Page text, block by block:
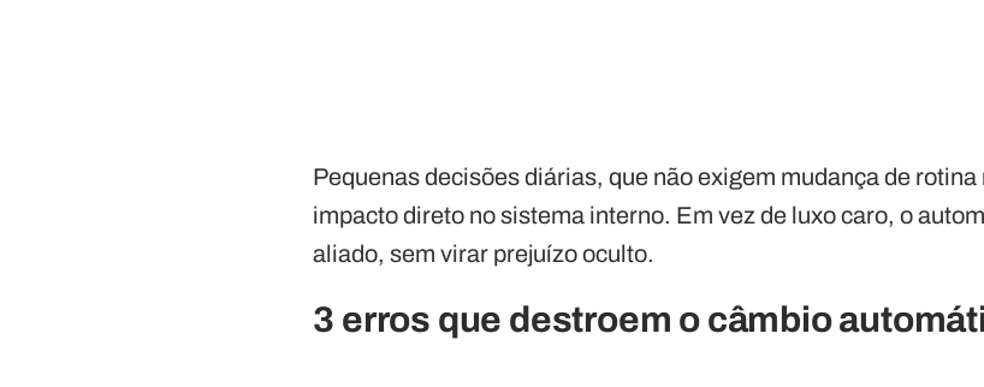
Pequenas decisões diárias, que não exigem mudança de
impacto direto no sistema interno. Em vez de luxo caro, o
aliado, sem virar prejuízo oculto.
3 erros que destroem o câmbio